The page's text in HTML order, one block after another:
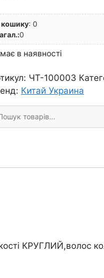
кошику: 0
0
в наявності
ЧТ-100003
Китай Украина
КРУГЛИЙ,волос